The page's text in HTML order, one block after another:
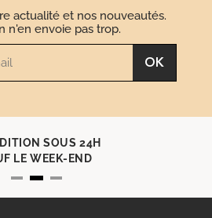
actualité et nos nouveautés.
n'en envoie pas trop.
OK
SOUS 24H
LE WEEK-END